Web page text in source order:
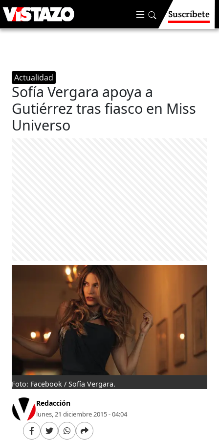
Suscríbete
Actualidad
Sofía Vergara apoya a
Gutiérrez tras fiasco en Miss
Universo
Foto: Facebook / Sofía Vergara.
Redacción
lunes, 21 diciembre 2015 - 04:04